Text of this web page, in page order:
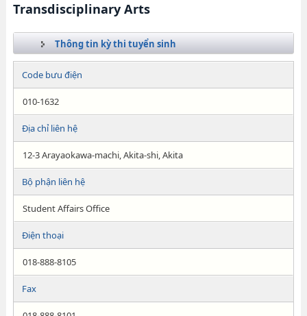
Transdisciplinary Arts
Thông tin kỳ thi tuyển sinh
Code bưu điện
010-1632
Địa chỉ liên hệ
12-3 Arayaokawa-machi, Akita-shi, Akita
Bộ phận liên hệ
Student Affairs Office
Điện thoại
018-888-8105
Fax